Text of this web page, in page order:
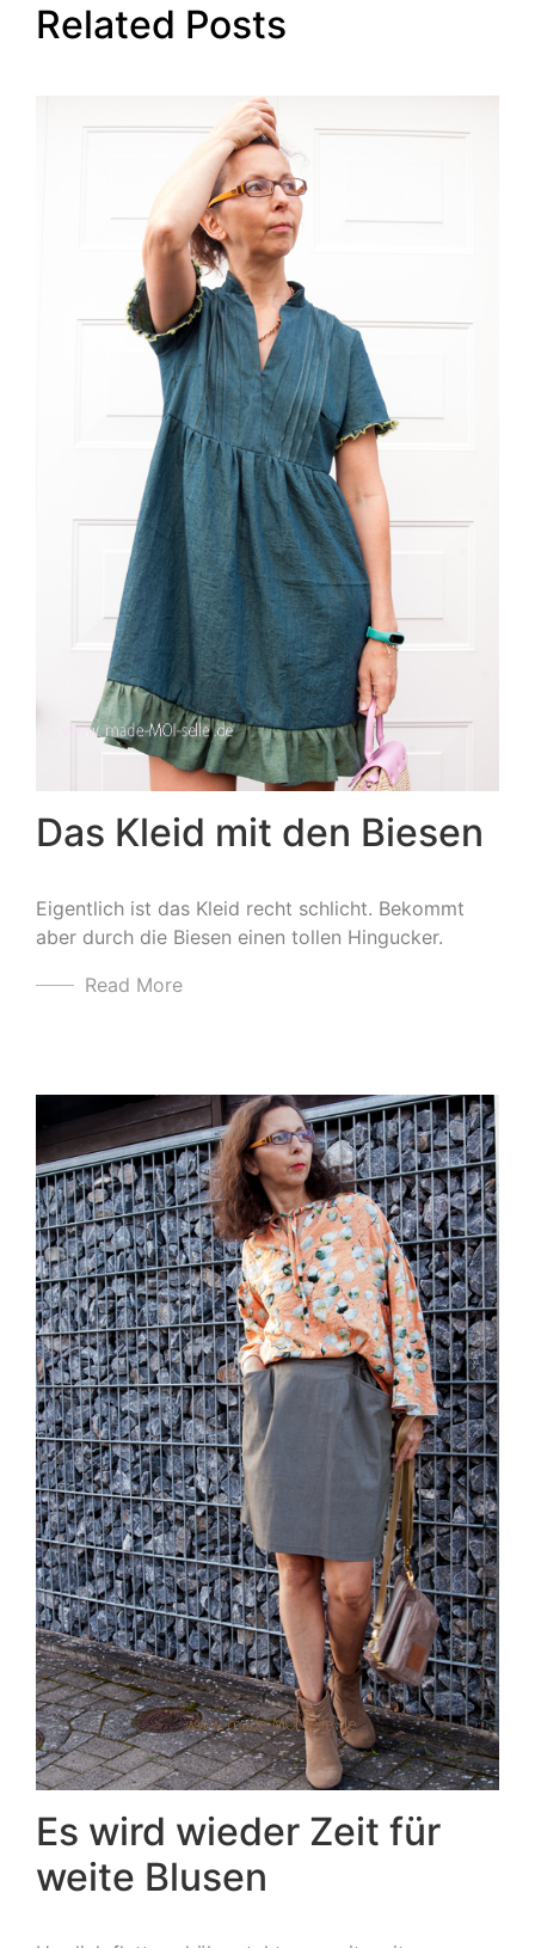
Related Posts
Das Kleid mit den Biesen
Eigentlich ist das Kleid recht schlicht. Bekommt
aber durch die Biesen einen tollen Hingucker.
Read More
Es wird wieder Zeit für
weite Blusen